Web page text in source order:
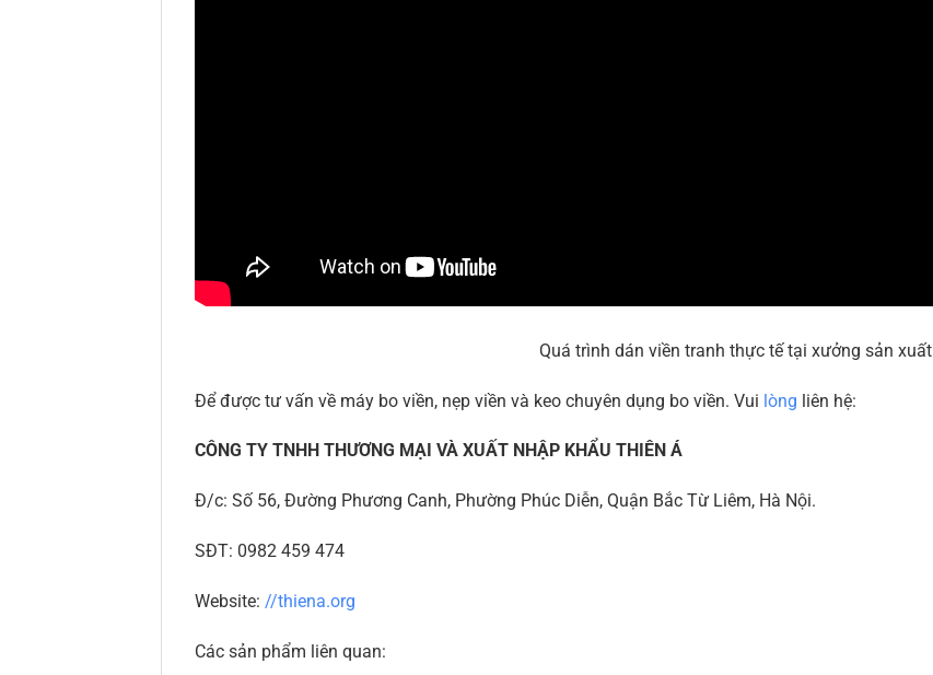
Quá trình dán viền tranh thực tế tại xưởng sản xuất
Để được tư vấn về máy bo viền, nẹp viền và keo chuyên dụng bo viền. Vui lòng liên hệ:
CÔNG TY TNHH THƯƠNG MẠI VÀ XUẤT NHẬP KHẨU THIÊN Á
Đ/c: Số 56, Đường Phương Canh, Phường Phúc Diễn, Quận Bắc Từ Liêm, Hà Nội.
SĐT: 0982 459 474
Website: //thiena.org
Các sản phẩm liên quan: